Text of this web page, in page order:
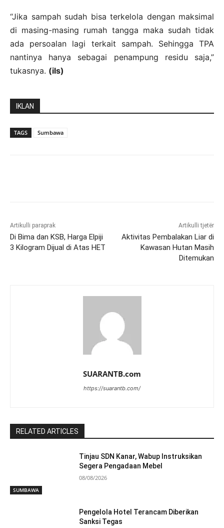
“Jika sampah sudah bisa terkelola dengan maksimal
di masing-masing rumah tangga maka sudah tidak
ada persoalan lagi terkait sampah. Sehingga TPA
nantinya hanya sebagai penampung residu saja,”
tukasnya. (ils)
IKLAN
TAGS Sumbawa
Artikulli paraprak
Di Bima dan KSB, Harga Elpiji
3 Kilogram Dijual di Atas HET
Artikulli tjetër
Aktivitas Pembalakan Liar di
Kawasan Hutan Masih
Ditemukan
SUARANTB.com
https://suarantb.com/
RELATED ARTICLES
SUMBAWA
Tinjau SDN Kanar, Wabup Instruksikan
Segera Pengadaan Mebel
08/08/2026
Pengelola Hotel Terancam Diberikan
Sanksi Tegas